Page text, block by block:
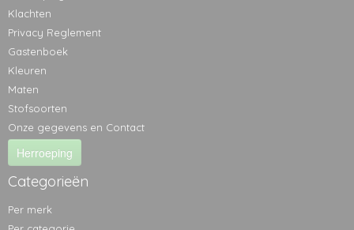
Klachten
Privacy Reglement
Gastenboek
Kleuren
Maten
Stofsoorten
Onze gegevens en Contact
Herroeping
Categorieën
Per merk